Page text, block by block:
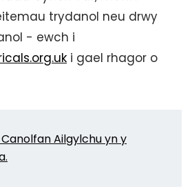
trydanol neu drwy
- ewch i
i gael rhagor o
Ailgylchu yn y